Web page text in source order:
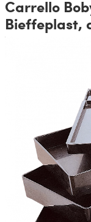
Carrello
Bieffeplast,